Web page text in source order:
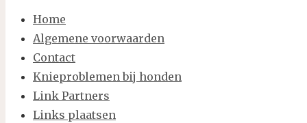
Home
Algemene voorwaarden
Contact
Knieproblemen bij honden
Link Partners
Links plaatsen